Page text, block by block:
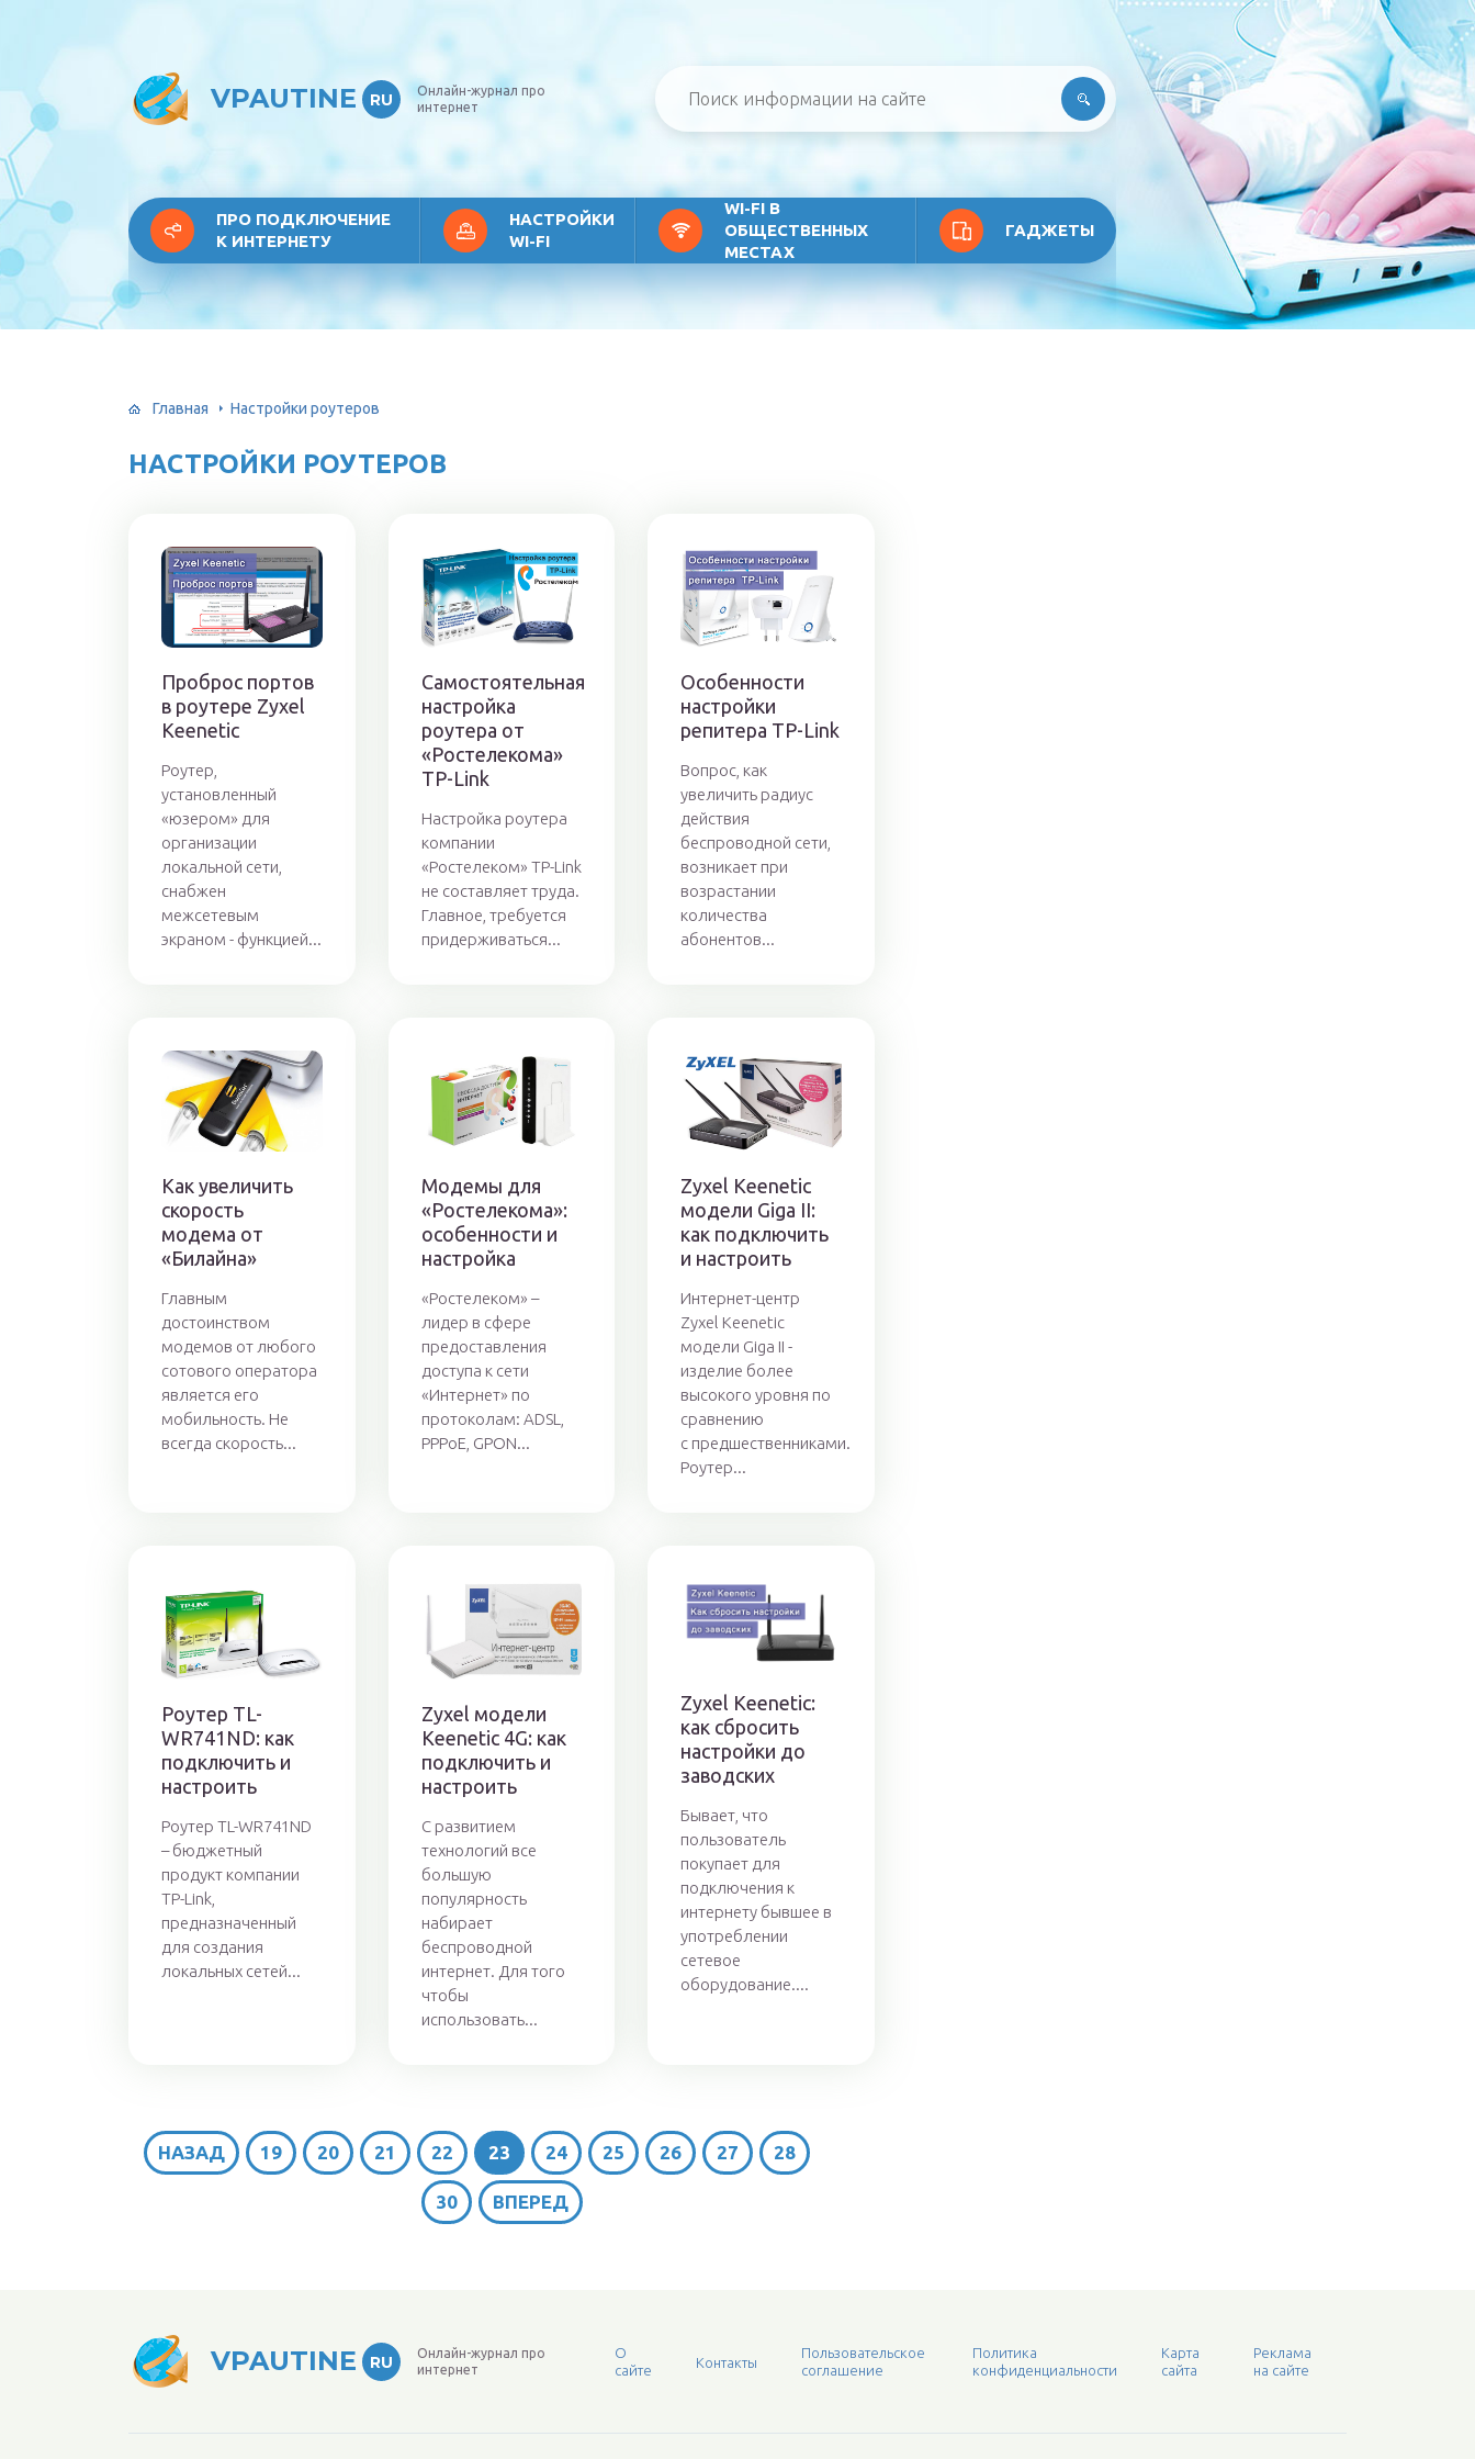
VPAUTINE RU
Онлайн-журнал про
интернет
ПРО ПОДКЛЮЧЕНИЕ
К ИНТЕРНЕТУ
НАСТРОЙКИ
WI-FI
WI-FI В
ОБЩЕСТВЕННЫХ
МЕСТАХ
ГАДЖЕТЫ
Главная Настройки роутеров
НАСТРОЙКИ РОУТЕРОВ
Проброс портов
в роутере Zyxel
Keenetic
Роутер,
установленный
«юзером» для
организации
локальной сети,
снабжен
межсетевым
экраном - функцией...
Самостоятельная
настройка
роутера от
«Ростелекома»
TP-Link
Настройка роутера
компании
«Ростелеком» TP-Link
не составляет труда.
Главное, требуется
придерживаться...
Особенности
настройки
репитера TP-Link
Вопрос, как
увеличить радиус
действия
беспроводной сети,
возникает при
возрастании
количества
абонентов...
Как увеличить
скорость
модема от
«Билайна»
Главным
достоинством
модемов от любого
сотового оператора
является его
мобильность. Не
всегда скорость...
Модемы для
«Ростелекома»:
особенности и
настройка
«Ростелеком» –
лидер в сфере
предоставления
доступа к сети
«Интернет» по
протоколам: ADSL,
PPPoE, GPON...
Zyxel Keenetic
модели Giga II:
как подключить
и настроить
Интернет-центр
Zyxel Keenetic
модели Giga II -
изделие более
высокого уровня по
сравнению
с предшественниками.
Роутер...
Роутер TL-
WR741ND: как
подключить и
настроить
Роутер TL-WR741ND
– бюджетный
продукт компании
TP-Link,
предназначенный
для создания
локальных сетей...
Zyxel модели
Keenetic 4G: как
подключить и
настроить
С развитием
технологий все
большую
популярность
набирает
беспроводной
интернет. Для того
чтобы
использовать...
Zyxel Keenetic:
как сбросить
настройки до
заводских
Бывает, что
пользователь
покупает для
подключения к
интернету бывшее в
употреблении
сетевое
оборудование....
НАЗАД 19 20 21 22 23 24 25 26 27 28
30 ВПЕРЕД
VPAUTINE RU
Онлайн-журнал про
интернет
О
сайте
Контакты
Пользовательское
соглашение
Политика
конфиденциальности
Карта
сайта
Реклама
на сайте